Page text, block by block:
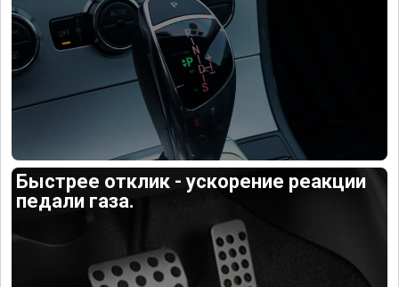
Быстрее отклик - ускорение реакции
педали газа.